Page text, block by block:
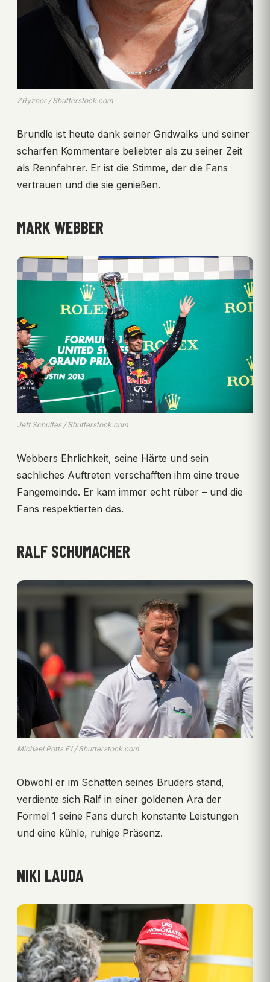
ZRyzner / Shutterstock.com
Brundle ist heute dank seiner Gridwalks und seiner
scharfen Kommentare beliebter als zu seiner Zeit
als Rennfahrer. Er ist die Stimme, der die Fans
vertrauen und die sie genießen.
MARK WEBBER
Jeff Schultes / Shutterstock.com
Webbers Ehrlichkeit, seine Härte und sein
sachliches Auftreten verschafften ihm eine treue
Fangemeinde. Er kam immer echt rüber – und die
Fans respektierten das.
RALF SCHUMACHER
Michael Potts F1 / Shutterstock.com
Obwohl er im Schatten seines Bruders stand,
verdiente sich Ralf in einer goldenen Ära der
Formel 1 seine Fans durch konstante Leistungen
und eine kühle, ruhige Präsenz.
NIKI LAUDA